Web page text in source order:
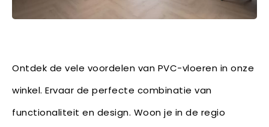
Ontdek de vele voordelen van PVC-vloeren in onze
winkel. Ervaar de perfecte combinatie van
functionaliteit en design. Woon je in de regio